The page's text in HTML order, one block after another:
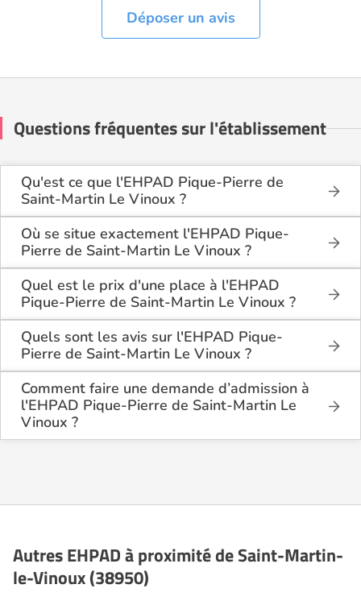
Déposer un avis
Questions fréquentes sur l'établissement
Qu'est ce que l'EHPAD Pique-Pierre de
Saint-Martin Le Vinoux ?
L'EHPAD Pique-Pierre de Saint-Martin Le Vinoux
est une maison de retraite médicalisée de type
hébergement permanent , située à Saint-Martin-le-
Vinoux (38950).
Où se situe exactement l'EHPAD Pique-
Pierre de Saint-Martin Le Vinoux ?
L'EHPAD Pique-Pierre de Saint-Martin Le Vinoux
est situé 5 rue Conrad Killian à Saint-Martin-le-
Vinoux (38950), en Isère (38).
Quel est le prix d'une place à l'EHPAD
Pique-Pierre de Saint-Martin Le Vinoux ?
L'EHPAD Pique-Pierre de Saint-Martin Le Vinoux
propose des logements en chambre simple à partir
de 2 232€ par mois.
Quels sont les avis sur l'EHPAD Pique-
Pierre de Saint-Martin Le Vinoux ?
Il y a 1 avis déposé(s) sur l'EHPAD Pique-Pierre de
Saint-Martin Le Vinoux : il a reçu la note moyenne
de 5/5 pour l'ensemble de ses prestations.
Comment faire une demande d’admission à
l'EHPAD Pique-Pierre de Saint-Martin Le
Vinoux ?
La demande s’effectue directement via le formulaire
les coûts et les démarches administratives
Autres EHPAD à proximité de Saint-Martin-
le-Vinoux (38950)